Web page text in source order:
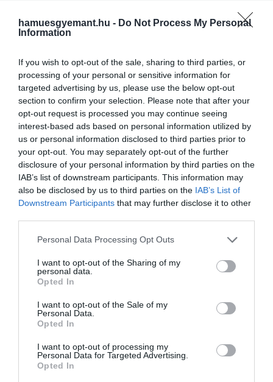
hamuesgyemant.hu - Do Not Process My Personal
Information
If you wish to opt-out of the sale, sharing to third parties, or
processing of your personal or sensitive information for
targeted advertising by us, please use the below opt-out
section to confirm your selection. Please note that after your
opt-out request is processed you may continue seeing
interest-based ads based on personal information utilized by
us or personal information disclosed to third parties prior to
your opt-out. You may separately opt-out of the further
disclosure of your personal information by third parties on the
IAB’s list of downstream participants. This information may
also be disclosed by us to third parties on the IAB’s List of
Downstream Participants that may further disclose it to other
Please note that this website/app uses one or more Google
not limited to your visit or usage behaviour. You may click to
grant or deny consent to Google and its third-party tags to
use your data for below specified purposes in below Google
consent section.
Personal Data Processing Opt Outs
I want to opt-out of the Sharing of my
personal data.
Opted In
I want to opt-out of the Sale of my
Personal Data.
Opted In
I want to opt-out of processing my
Personal Data for Targeted Advertising.
Opted In
Bécs, Ausztria
Shutterstock
Ha az elsődleges szempontunk a közelség, akkor
Bécs is szuper választás lehet. A legjobb kávézóktól
kezdve az ingyenes programokig, az osztrák főváros
schönbrunni-kastélyt és a Sissi Múzeumot,
hallgassunk bele a Zene Háza programkínálatába,
pihenjünk meg a Praterben, a gyalogosan is
könnyen felfedezhető Bécsben egy percig sem